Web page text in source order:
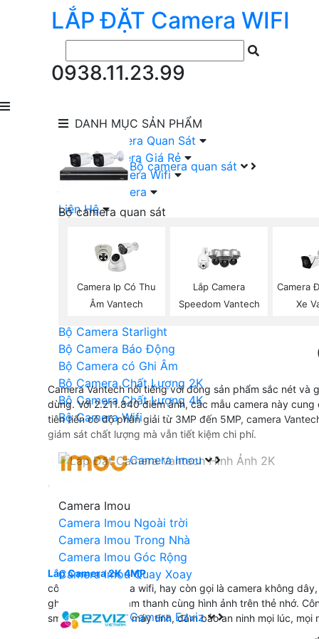
LẮP ĐẶT Camera WIFI
0938.11.23.99
DANH MỤC SẢN PHẨM
Bộ camera quan sát
Bộ camera quan sát
Camera KBVISION Trọn Bộ
Camera DAHUA Trọn Bộ
Camera giá Rẻ Trọn Bộ
Bộ Camera Nên Dùng
Bộ Camera Starlight
Bộ Camera Báo Động
Bộ Camera có Ghi Âm
Bộ Camera Chất Lượng 2K
Bộ Camera Chất Lượng 4K
Bộ Camera Wifi
Camera Imou
Camera Imou
Camera Imou Ngoài trời
Camera Imou Trong Nhà
Camera Imou Góc Rộng
Camera Imou Quay Xoay
Camera Ezviz
lắp Đặt Camera Quan Sát
Lắp Bộ Camera Giá Rẻ
Lắp Đặt Camera Wifi
Đầu Ghi Camera
Liên Hệ
Camera Ip Có Thu
Âm Vantech
Lắp Camera
Speedom Vantech
Camera
Xe
Camera Vantech nổi tiếng với dòng sản phẩm sắc nét
dùng. Với 2.211.840 điểm ảnh, các mẫu camera này
tiên tiến có độ phân giải từ 3MP đến 5MP, camera
giám sát chất lượng mà vẫn tiết kiệm chi phí.
'
Lắp Camera 2K 4MP
công nghệ camera wifi, hay còn gọi là camera không
ghi lại và lưu trữ âm thanh cùng hình ảnh trên thẻ nhớ.
smartphone hoặc máy tính, đảm bảo an ninh mọi lúc, mọi